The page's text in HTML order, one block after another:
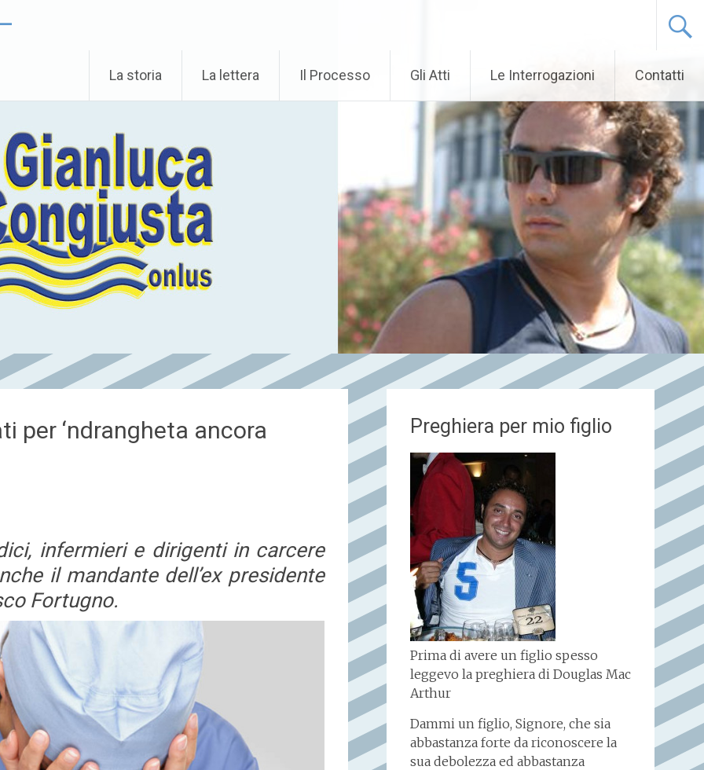
La storia La lettera Il Processo Gli Atti Le Interrogazioni Contatti
per ‘ndrangheta ancora
infermieri e dirigenti in carcere
il mandante dell’ex presidente
Fortugno.
Preghiera per mio figlio
Prima di avere un figlio spesso
leggevo la preghiera di Douglas Mac
Arthur
Dammi un figlio, Signore, che sia
abbastanza forte da riconoscere la
sua debolezza ed abbastanza